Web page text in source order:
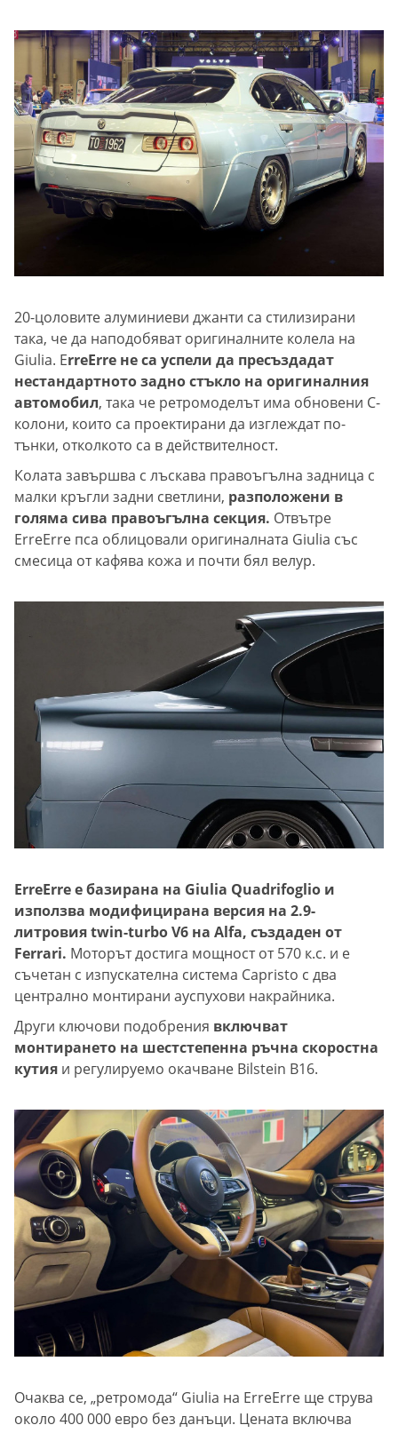
20-цоловите алуминиеви джанти са стилизирани
така, че да наподобяват оригиналните колела на
Giulia. ErreErre не са успели да пресъздадат
нестандартното задно стъкло на оригиналния
автомобил, така че ретромоделът има обновени С-
колони, които са проектирани да изглеждат по-
тънки, отколкото са в действителност.
Колата завършва с лъскава правоъгълна задница с
малки кръгли задни светлини, разположени в
голяма сива правоъгълна секция. Отвътре
ErreErre пса облицовали оригиналната Giulia със
смесица от кафява кожа и почти бял велур.
ErreErre е базирана на Giulia Quadrifoglio и
използва модифицирана версия на 2.9-
литровия twin-turbo V6 на Alfa, създаден от
Ferrari. Моторът достига мощност от 570 к.с. и е
съчетан с изпускателна система Capristo с два
централно монтирани ауспухови накрайника.
Други ключови подобрения включват
монтирането на шестстепенна ръчна скоростна
кутия и регулируемо окачване Bilstein B16.
Очаква се, „ретромода“ Giulia на ErreErre ще струва
около 400 000 евро без данъци. Цената включва